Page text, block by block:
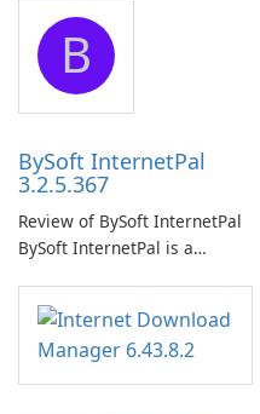
application designed to
ensure the continuous and
uninterrupted operation of
your computer system.
B
BySoft InternetPal
3.2.5.367
Review of BySoft InternetPal
BySoft InternetPal is a
application designed to
monitor your internet
connection and provide real-
time insights into its